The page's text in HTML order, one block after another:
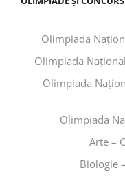
Olimpiada
Olimpiada
Olimpiada
Olimpiada
Arte –
Biologie